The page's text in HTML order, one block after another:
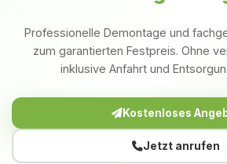
Professionelle Demontage und
zum garantierten Festpreis. Ohne
inklusive Anfahrt und
Kostenloses
Jetzt anrufen